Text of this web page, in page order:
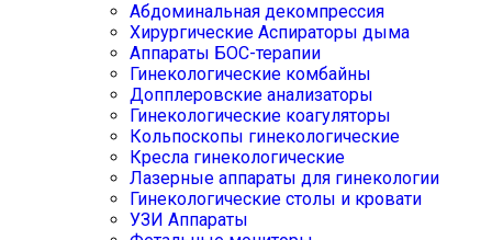
Абдоминальная декомпрессия
Хирургические Аспираторы дыма
Аппараты БОС-терапии
Гинекологические комбайны
Допплеровские анализаторы
Гинекологические коагуляторы
Кольпоскопы гинекологические
Кресла гинекологические
Лазерные аппараты для гинекологии
Гинекологические столы и кровати
УЗИ Аппараты